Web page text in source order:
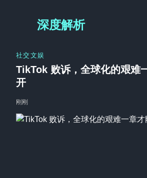
深度解析
社交文娱
TikTok 败诉，全球化的艰难
开
刚刚